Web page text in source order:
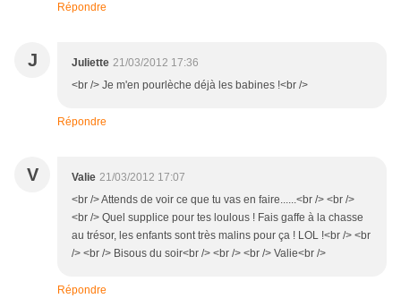
Répondre
J Juliette 21/03/2012 17:36
<br /> Je m'en pourlèche déjà les babines !<br />
Répondre
V Valie 21/03/2012 17:07
<br /> Attends de voir ce que tu vas en faire......<br /> <br />
<br /> Quel supplice pour tes loulous ! Fais gaffe à la chasse
au trésor, les enfants sont très malins pour ça ! LOL !<br /> <br
/> <br /> Bisous du soir<br /> <br /> <br /> Valie<br />
Répondre